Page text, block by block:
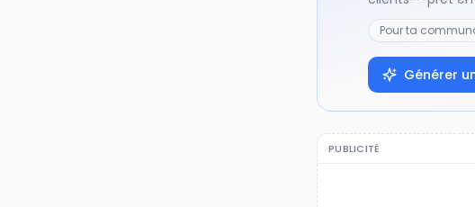
Pour ta
Générer
PUBLICITÉ